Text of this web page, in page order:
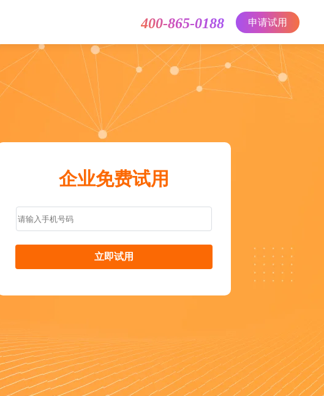
400-865-0188 申请试用
企业免费试用
立即试用